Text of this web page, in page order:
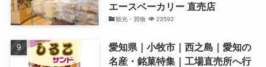
エースベーカリー 直売店
観光・買物 23592
愛知県｜小牧市｜西之島｜愛知の
名産・銘菓特集｜工場直売所へ行